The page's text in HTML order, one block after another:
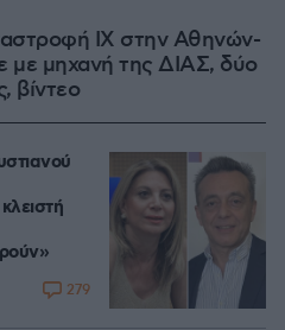
ΙΧ στην Αθηνών-
με μηχανή της ΔΙΑΣ, δύο
βίντεο
279